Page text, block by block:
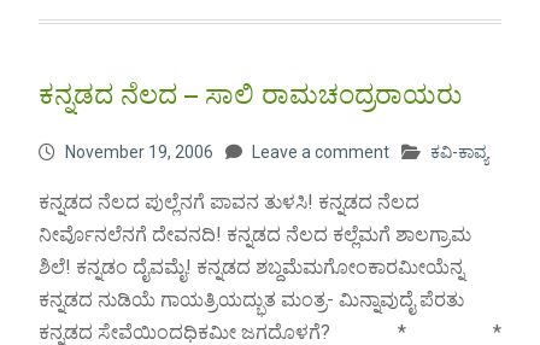
ಕನ್ನಡದ ನೆಲದ – ಸಾಲಿ ರಾಮಚಂದ್ರರಾಯರು
November 19, 2006 Leave a comment ಕವಿ-ಕಾವ್ಯ
ಕನ್ನಡದ ನೆಲದ ಪುಲ್ಲೆನಗೆ ಪಾವನ ತುಳಸಿ! ಕನ್ನಡದ ನೆಲದ
ನೀರ್ವೊನಲೆನಗೆ ದೇವನದಿ! ಕನ್ನಡದ ನೆಲದ ಕಲ್ಲೆಮಗೆ ಶಾಲಗ್ರಾಮ
ಶಿಲೆ! ಕನ್ನಡಂ ದೈವಮೈ! ಕನ್ನಡದ ಶಬ್ದಮೆಮಗೋಂಕಾರಮೀಯೆನ್ನ
ಕನ್ನಡದ ನುಡಿಯೆ ಗಾಯತ್ರಿಯದ್ಭುತ ಮಂತ್ರ- ಮಿನ್ನಾವುದೈ ಪೆರತು
ಕನ್ನಡದ ಸೇವೆಯಿಂದಧಿಕಮೀ ಜಗದೊಳಗೆ? * *